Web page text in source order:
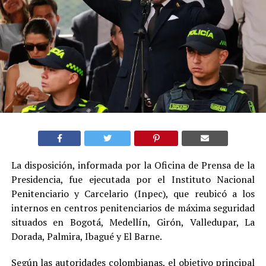
La disposición, informada por la Oficina de Prensa de la
Presidencia, fue ejecutada por el Instituto Nacional
Penitenciario y Carcelario (Inpec), que reubicó a los
internos en centros penitenciarios de máxima seguridad
situados en Bogotá, Medellín, Girón, Valledupar, La
Dorada, Palmira, Ibagué y El Barne.
Según las autoridades colombianas, el objetivo principal